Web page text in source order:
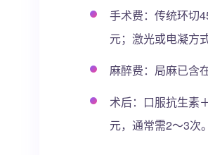
手术费：传统环切
元；激光或电凝方
麻醉费：局麻已含
术后：口服抗生素
元，通常需2～3次。